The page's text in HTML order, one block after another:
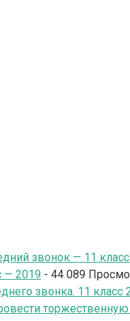
звонок — 11
— 2019 - 44 089
звонка. 11 класс